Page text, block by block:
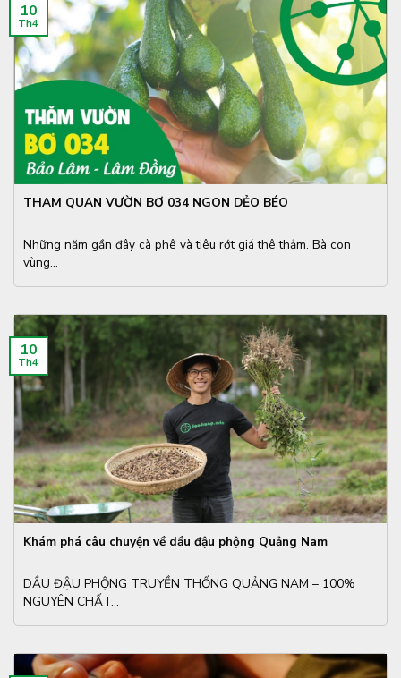
THAM QUAN VƯỜN BƠ 034 NGON DẺO BÉO
Những năm gần đây cà phê và tiêu rớt giá thê thảm. Bà con
vùng...
10
Th4
Khám phá câu chuyện về dầu đậu phộng Quảng Nam
DẦU ĐẬU PHỘNG TRUYỀN THỐNG QUẢNG NAM – 100%
NGUYÊN CHẤT...
10
Th4